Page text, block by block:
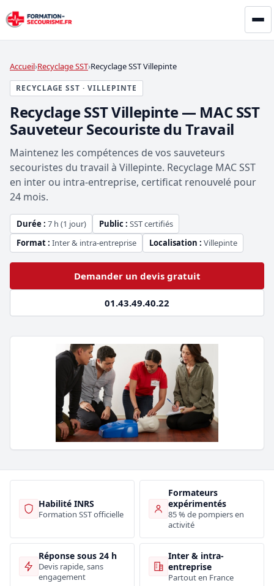
Accueil Recyclage SST Recyclage SST Villepinte
RECYCLAGE SST · VILLEPINTE
Recyclage SST Villepinte — MAC SST
Sauveteur Secouriste du Travail
Maintenez les compétences de vos sauveteurs
secouristes du travail à Villepinte. Recyclage MAC SST
en inter ou intra-entreprise, certificat renouvelé pour
24 mois.
Durée : 7 h (1 jour) Public : SST certifiés
Format : Inter & intra-entreprise Localisation : Villepinte
Demander un devis gratuit
01.43.49.40.22
Habilité INRS
Formation SST officielle
Formateurs
expérimentés
85 % de pompiers en
activité
Réponse sous 24 h
Devis rapide, sans
engagement
Inter & intra-
entreprise
Partout en France